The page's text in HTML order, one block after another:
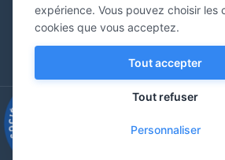
librairie@vg-editions.com
expérience. Vous pouvez choisir les
cookies que vous acceptez.
Tout accepter
Tout refuser
Personnaliser